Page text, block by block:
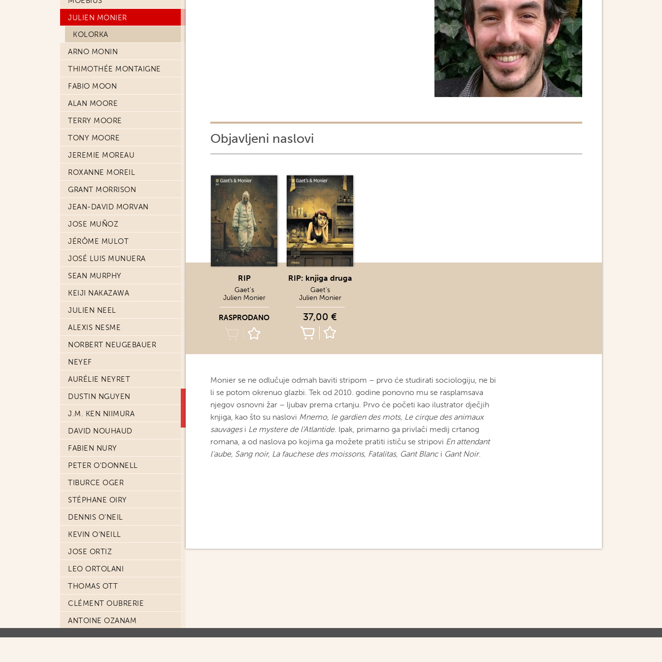
JULIEN MONIER
KOLORKA
ARNO MONIN
THIMOTHÉE MONTAIGNE
FABIO MOON
ALAN MOORE
TERRY MOORE
TONY MOORE
JEREMIE MOREAU
ROXANNE MOREIL
GRANT MORRISON
JEAN-DAVID MORVAN
JOSE MUÑOZ
JÉRÔME MULOT
JOSÉ LUIS MUNUERA
SEAN MURPHY
KEIJI NAKAZAWA
JULIEN NEEL
ALEXIS NESME
NORBERT NEUGEBAUER
NEYEF
AURÉLIE NEYRET
DUSTIN NGUYEN
J.M. KEN NIIMURA
DAVID NOUHAUD
FABIEN NURY
PETER O'DONNELL
TIBURCE OGER
STÉPHANE OIRY
DENNIS O'NEIL
KEVIN O'NEILL
JOSE ORTIZ
LEO ORTOLANI
THOMAS OTT
CLÉMENT OUBRERIE
ANTOINE OZANAM
JIMMY PALMIOTI
Objavljeni naslovi
RIP
Gaet's
Julien Monier
RASPRODANO
RIP: knjiga druga
Gaet's
Julien Monier
37,00 €
Monier se ne odlučuje odmah baviti stripom – prvo će studirati sociologiju, ne bi
li se potom okrenuo glazbi. Tek od 2010. godine ponovno mu se rasplamsava
njegov osnovni žar – ljubav prema crtanju. Prvo će početi kao ilustrator dječjih
knjiga, kao što su naslovi Mnemo, le gardien des mots, Le cirque des animaux
sauvagesi Le mystere de l'Atlantide. Ipak, primarno ga privlači medij crtanog
romana, a od naslova po kojima ga možete pratiti ističu se stripovi En attendant
l'aube, Sang noir, La fauchese des moissons, Fatalitas, Gant Blanci Gant Noir.